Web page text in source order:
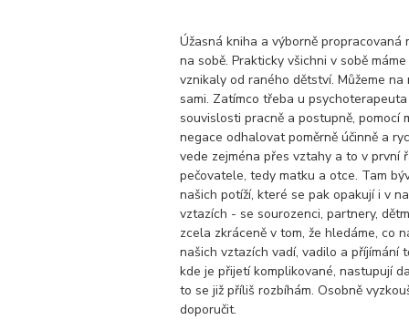
Úžasná kniha a výborně propracovaná
na sobě. Prakticky všichni v sobě
vznikaly od raného dětství. Můžeme
sami. Zatímco třeba u
souvislosti pracně a postupně, pomocí
negace odhalovat poměrně účinně a
vede zejména přes vztahy a to v první
pečovatele, tedy matku a otce. Tam
našich potíží, které se pak opakují i v
vztazích - se sourozenci, partnery,
zcela zkráceně v tom, že hledáme, co
našich vztazích vadí, vadilo a příjímání
kde je přijetí komplikované, nastupují
to se již příliš rozbíhám. Osobně
doporučit.